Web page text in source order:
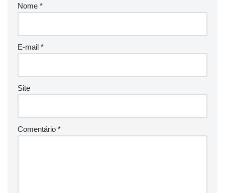
Nome *
E-mail *
Site
Comentário *